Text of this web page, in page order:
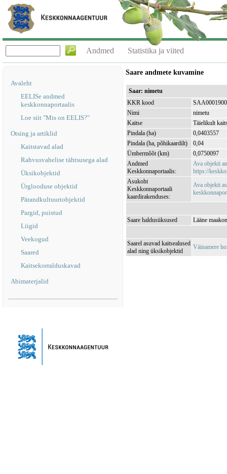
Andmed Statistika ja viited
Avaleht
EELISe andmed
keskkonnaportaalis
Loe siit "Mis on EELIS?"
Otsing ja artiklid
Kaitstavad alad
Rahvusvahelise tähtsusega alad
Üksikobjektid
Ürglooduse objektid
Pärandkultuuriobjektid
Pargid, puistud
Liigid
Veekogud
Saared
Kaitsekorralduskavad
Abimaterjalid
Saare andmete kuvamine
Saar: nimetu
KKR kood
SAA0001900
Nimi
nimetu
Kaitse
Täielikult
Pindala (ha)
0,0403557
Pindala (ha, põhikaardilt)
0,04
Ümbermõõt (km)
0,0750097
Andmed
Keskkonnaportaalis:
Ava objekti
https://
Asukoht
Keskkonnaportaali
kaardirakenduses:
Ava objekti
Saare haldusüksused Lääne
Saarel asuvad kaitsealused
alad ning üksikobjektid
Väinamere